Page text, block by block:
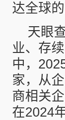
达全球
天眼
业、存
中，
家，从
商相关
在2024